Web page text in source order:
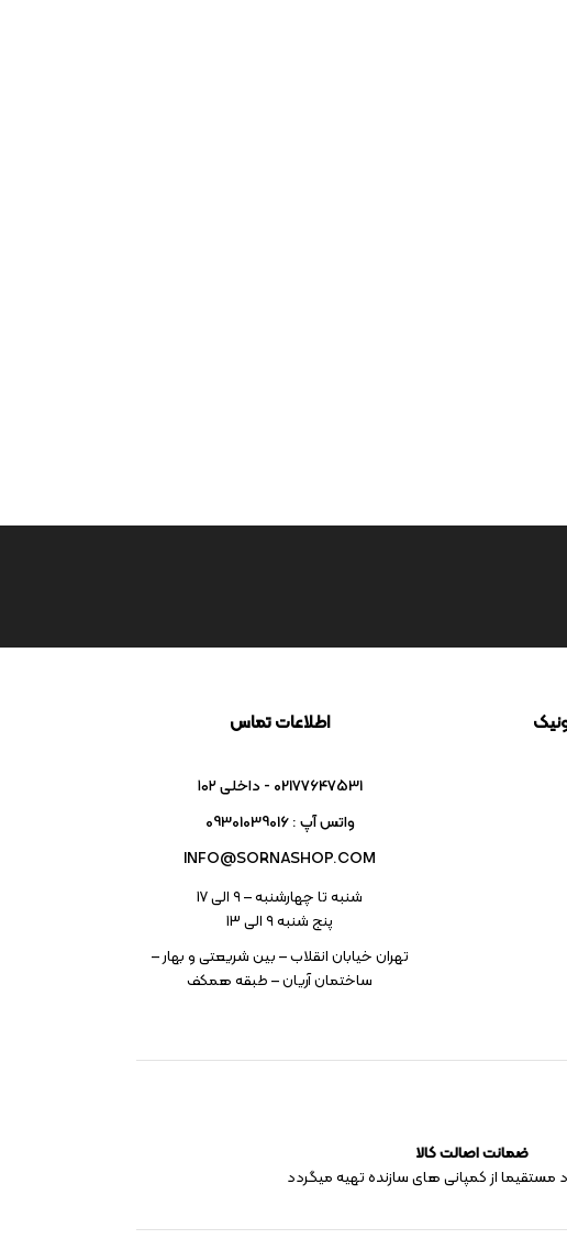
اطلاعات تماس
02177647531 - داخلی ۱۰۲
واتس آپ : 09301039016
INFO@SORNASHOP.COM
شنبه تا چهارشنبه – ۹ الی 17
پنج شنبه ۹ الی 13
تهران خیابان انقلاب – بین شریعتی و بهار –
ساختمان آریان – طبقه همکف
ضمانت اصالت کالا
مستقیما از کمپانی های سازنده تهیه میگردد